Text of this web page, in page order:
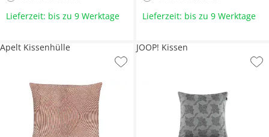
Lieferzeit: bis zu 9 Werktage Lieferzeit: bis zu 9 Werktage
Apelt Kissenhülle JOOP! Kissen